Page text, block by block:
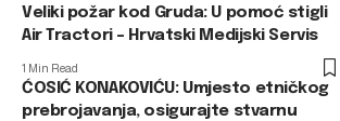
Veliki požar kod Gruda: U pomoć stigli
Air Tractori – Hrvatski Medijski Servis
1 Min Read
ĆOSIĆ KONAKOVIĆU: Umjesto etničkog
prebrojavanja, osigurajte stvarnu